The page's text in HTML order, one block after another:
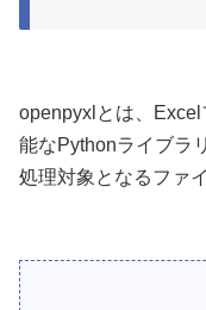
openpyxlとは、
能なPythonライブラ
処理対象となるファ